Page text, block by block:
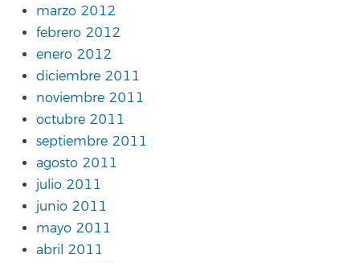
marzo 2012
febrero 2012
enero 2012
diciembre 2011
noviembre 2011
octubre 2011
septiembre 2011
agosto 2011
julio 2011
junio 2011
mayo 2011
abril 2011